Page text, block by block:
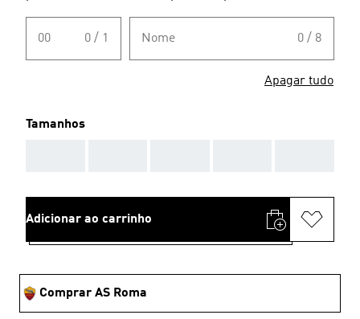
00 0 / 1 Nome 0 / 8
Apagar tudo
Tamanhos
Adicionar ao carrinho
Comprar AS Roma